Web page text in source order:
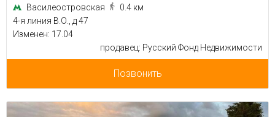
Василеостровская
0.4 км
4-я линия В.О., д 47
Изменен: 17.04
продавец: Русский Фонд Недвижимости
Позвонить